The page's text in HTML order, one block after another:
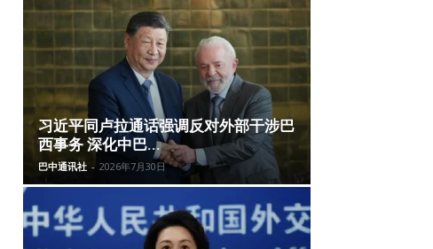
习近平同卢拉通话强调反对外部干涉巴
西事务 深化中巴...
巴中通讯社 - 2026年7月30日